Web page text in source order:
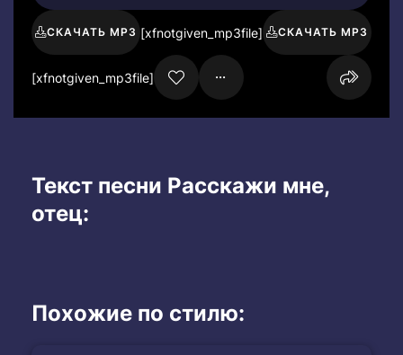
СКАЧАТЬ MP3 [xfnotgiven_mp3file] СКАЧАТЬ MP3
[xfnotgiven_mp3file]
Текст песни Расскажи мне,
отец:
Похожие по стилю: